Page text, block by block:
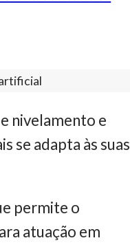
nivelamento e
se adapta às suas
permite o
atuação em